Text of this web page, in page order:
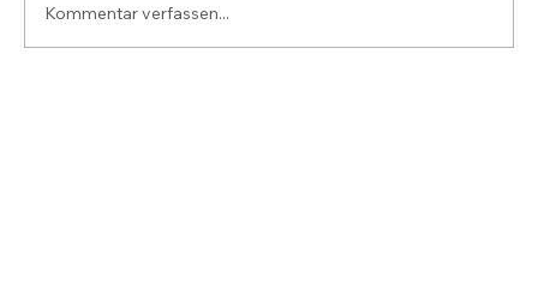
Kommentar verfassen...